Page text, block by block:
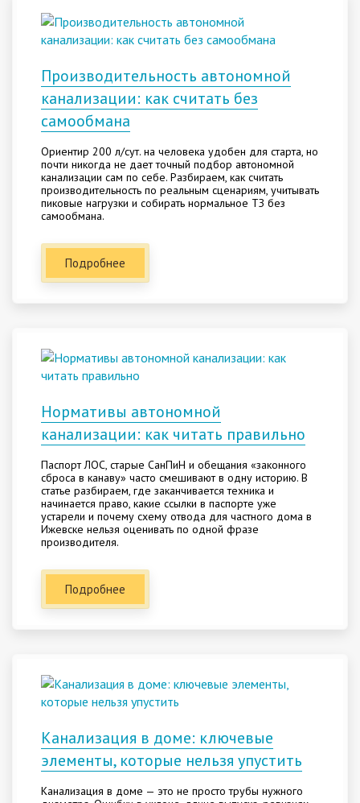
Производительность автономной
канализации: как считать без
самообмана
Ориентир 200 л/сут. на человека удобен для старта, но
почти никогда не дает точный подбор автономной
канализации сам по себе. Разбираем, как считать
производительность по реальным сценариям, учитывать
пиковые нагрузки и собирать нормальное ТЗ без
самообмана.
Подробнее
Нормативы автономной
канализации: как читать правильно
Паспорт ЛОС, старые СанПиН и обещания «законного
сброса в канаву» часто смешивают в одну историю. В
статье разбираем, где заканчивается техника и
начинается право, какие ссылки в паспорте уже
устарели и почему схему отвода для частного дома в
Ижевске нельзя оценивать по одной фразе
производителя.
Подробнее
Канализация в доме: ключевые
элементы, которые нельзя упустить
Канализация в доме — это не просто трубы нужного